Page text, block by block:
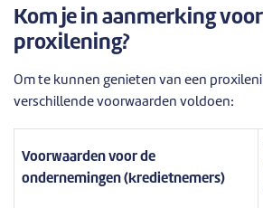
Kom je in aanmerking
proxilening?
Om te kunnen genieten van een
verschillende voorwaarden voldoen:
Voorwaarden voor de
ondernemingen (kredietnemers)